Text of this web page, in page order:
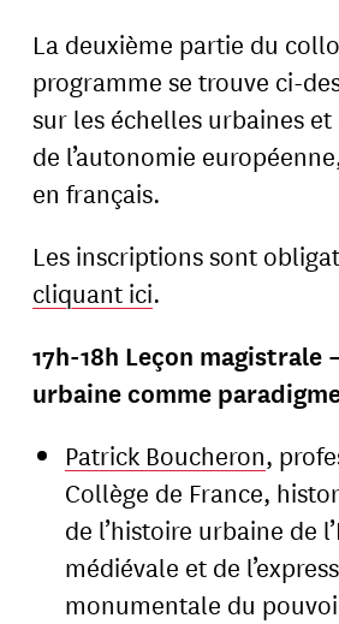
La deuxième partie du
programme se trouve ci-
sur les échelles urbaines
de l’autonomie
en français.
Les inscriptions sont
cliquant ici.
17h-18h Leçon magistrale
urbaine comme
Patrick Boucheron,
Collège de France,
de l’histoire urbaine de
médiévale et de
monumentale du